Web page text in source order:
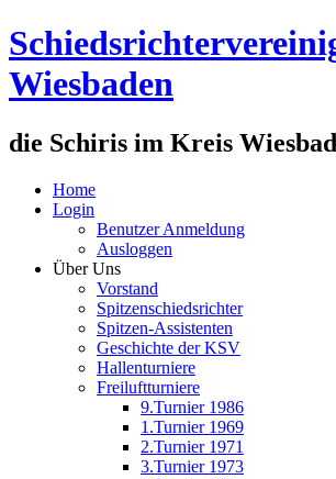
Wiesbaden
die Schiris im Kreis
Home
Login
Benutzer Anmeldung
Ausloggen
Über Uns
Vorstand
Spitzenschiedsrichter
Spitzen-Assistenten
Geschichte der KSV
Hallenturniere
Freiluftturniere
9.Turnier 1986
1.Turnier 1969
2.Turnier 1971
3.Turnier 1973